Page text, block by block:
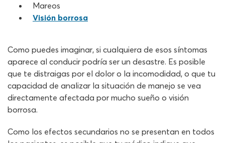
Mareos
Visión borrosa
Como puedes imaginar, si cualquiera de esos síntomas
aparece al conducir podría ser un desastre. Es posible
que te distraigas por el dolor o la incomodidad, o que tu
capacidad de analizar la situación de manejo se vea
directamente afectada por mucho sueño o visión
borrosa.
Como los efectos secundarios no se presentan en todos